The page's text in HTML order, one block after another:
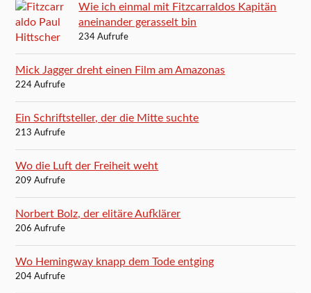
Wie ich einmal mit Fitzcarraldos Kapitän
aneinander gerasselt bin
234 Aufrufe
Mick Jagger dreht einen Film am Amazonas
224 Aufrufe
Ein Schriftsteller, der die Mitte suchte
213 Aufrufe
Wo die Luft der Freiheit weht
209 Aufrufe
Norbert Bolz, der elitäre Aufklärer
206 Aufrufe
Wo Hemingway knapp dem Tode entging
204 Aufrufe